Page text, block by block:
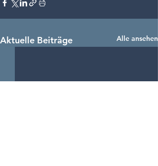
Aktuelle Beiträge Alle ansehen